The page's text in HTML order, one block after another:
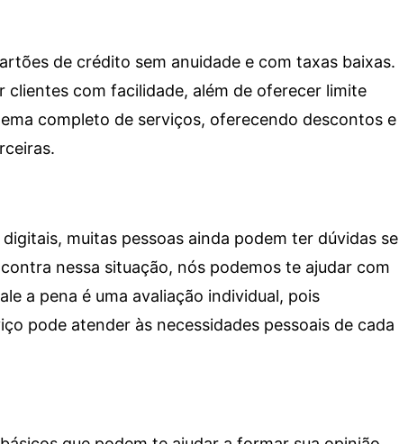
de crédito sem anuidade e com taxas baixas.
clientes com facilidade, além de oferecer limite
completo de serviços, oferecendo descontos e
muitas pessoas ainda podem ter dúvidas se
nessa situação, nós podemos te ajudar com
a pena é uma avaliação individual, pois
pode atender às necessidades pessoais de cada